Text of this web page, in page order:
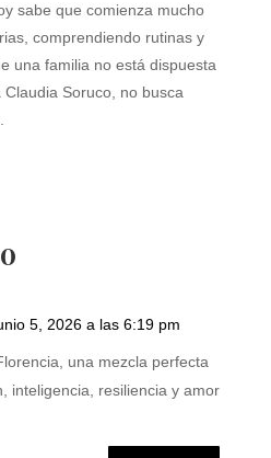
sabe que comienza mucho
comprendiendo rutinas y
una familia no está dispuesta
Soruco, no busca
5, 2026 a las 6:19 pm
una mezcla perfecta
inteligencia, resiliencia y amor